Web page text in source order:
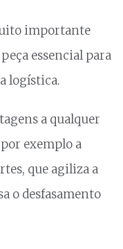
importante
essencial para
logística.
a qualquer
exemplo a
que agiliza a
o desfasamento